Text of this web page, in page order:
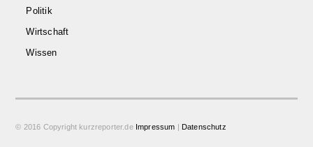
Politik
Wirtschaft
Wissen
© 2016 Copyright kurzreporter.de Impressum Datenschutz